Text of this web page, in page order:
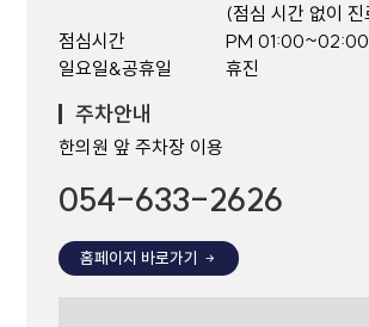
점심시간
일요일&공휴일
(점심 시간 없이 진
PM 01:00~02:00
휴진
주차안내
한의원 앞 주차장 이용
054-633-2626
홈페이지 바로가기